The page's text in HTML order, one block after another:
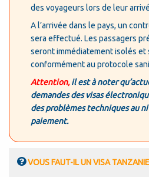
des voyageurs lors de leur
A l’arrivée dans le pays, un
sera effectué. Les passagers
seront immédiatement isolés et
conformément au protocole
Attention,il est à noter
demandes des visas
des problèmes techniques au
paiement.
VOUS FAUT-IL UN VISA